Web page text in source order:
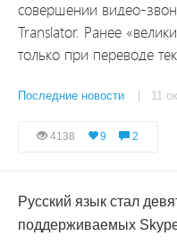
совершении видео-
Translator. Ранее
только при переводе
Последние новости | 11
4138 9 2
Русский язык стал
поддерживаемых